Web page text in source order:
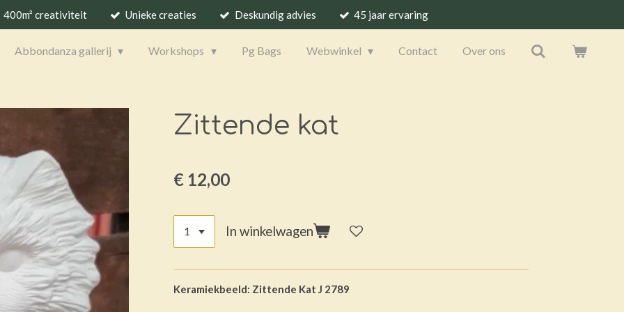
400m² creativiteit Unieke creaties Deskundig advies 45 jaar ervaring
Abbondanza gallerij Workshops Pg Bags Webwinkel Contact Over ons
Zittende kat
€ 12,00
In winkelwagen
Keramiekbeeld: Zittende Kat J 2789